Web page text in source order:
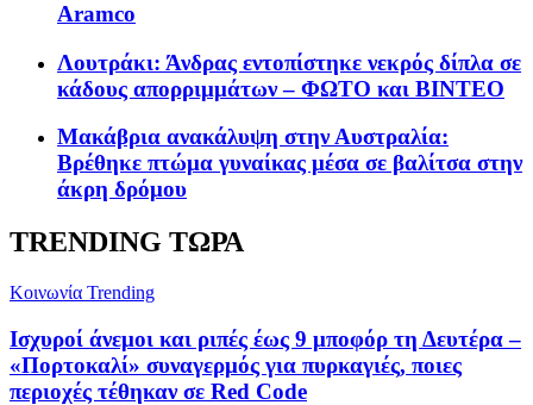
Aramco
Λουτράκι: Άνδρας εντοπίστηκε νεκρός δίπλα σε
κάδους απορριμμάτων – ΦΩΤΟ και ΒΙΝΤΕΟ
Μακάβρια ανακάλυψη στην Αυστραλία:
Βρέθηκε πτώμα γυναίκας μέσα σε βαλίτσα στην
άκρη δρόμου
TRENDING ΤΩΡΑ
Κοινωνία Trending
Ισχυροί άνεμοι και ριπές έως 9 μποφόρ τη Δευτέρα –
«Πορτοκαλί» συναγερμός για πυρκαγιές, ποιες
περιοχές τέθηκαν σε Red Code